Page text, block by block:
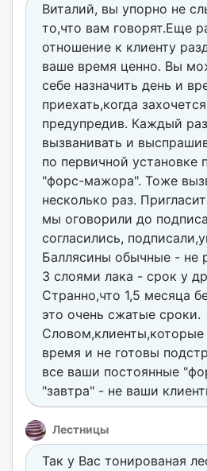
Виталий, вы упорно не
то,что вам говорят.Еще
отношение к клиенту
ваше время ценно. Вы
себе назначить день и
приехать,когда
предупредив. Каждый
вызванивать и
по первичной установке
"форс-мажора". Тоже
несколько раз.
мы оговорили до
согласились,
Баллясины обычные - не
3 слоями лака - срок у
Странно,что 1,5 месяца
это очень сжатые сроки.
Словом,клиенты,которые
время и не готовы
все ваши постоянные
"завтра" - не ваши
Лестницы
Так у Вас тонированая